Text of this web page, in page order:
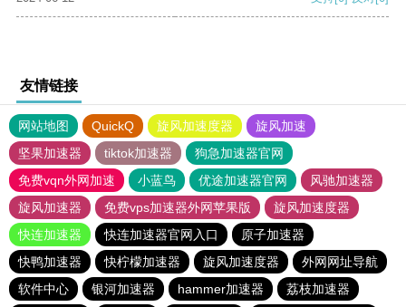
友情链接
网站地图 QuickQ 旋风加速度器
旋风加速
坚果加速器
tiktok加速器
狗急加速器官网
免费vqn外网加速
小蓝鸟 优途加速器官网
风驰加速器
旋风加速器
免费vps加速器外网苹果版
旋风加速度器
快连加速器
快连加速器官网入口
原子加速器
快鸭加速器
快柠檬加速器 旋风加速度器
外网网址导航
软件中心
银河加速器 hammer加速器 荔枝加速器